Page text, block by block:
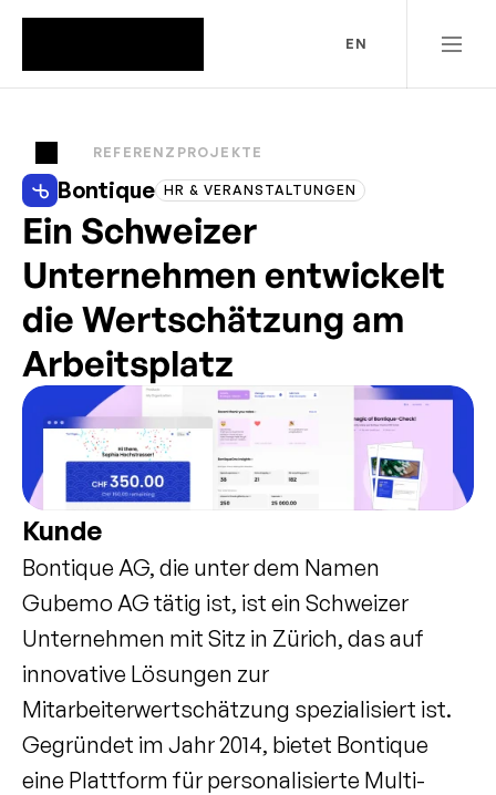
EN
REFERENZPROJEKTE
Bontique HR & VERANSTALTUNGEN
Ein Schweizer
Unternehmen entwickelt
die Wertschätzung am
Arbeitsplatz
Kunde
Bontique AG, die unter dem Namen
Gubemo AG tätig ist, ist ein Schweizer
Unternehmen mit Sitz in Zürich, das auf
innovative Lösungen zur
Mitarbeiterwertschätzung spezialisiert ist.
Gegründet im Jahr 2014, bietet Bontique
eine Plattform für personalisierte Multi-